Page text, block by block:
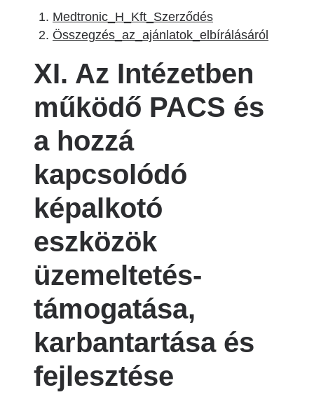
Medtronic_H_Kft_Szerződés
Összegzés_az_ajánlatok_elbírálásáról
XI. Az Intézetben
működő PACS és
a hozzá
kapcsolódó
képalkotó
eszközök
üzemeltetés-
támogatása,
karbantartása és
fejlesztése